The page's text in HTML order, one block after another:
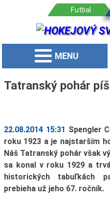
MENU
Tatranský pohár
22.08.2014 15:31 Spengler
roku 1923 a je najstarším
Náš Tatranský pohár však
sa konal v roku 1929 a
historických tabuľkách
prebieha už jeho 67. ročník.